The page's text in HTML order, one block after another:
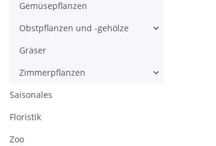
Gemüsepflanzen
Obstpflanzen und -gehölze
Gräser
Zimmerpflanzen
Saisonales
Floristik
Zoo